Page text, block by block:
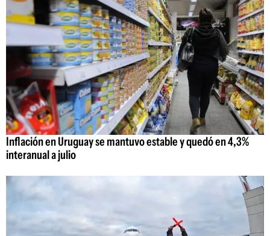
Inflación en Uruguay se mantuvo estable y quedó en 4,3%
interanual a julio